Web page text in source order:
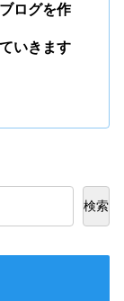
ログを作
いきます
検索